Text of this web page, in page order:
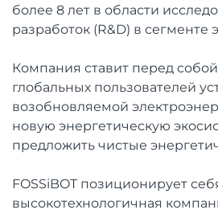
более 8 лет в области
разработок (R&D) в сегменте
Компания ставит перед
глобальных пользователей
возобновляемой
новую энергетическую
предложить чистые
FOSSiBOT позиционирует
высокотехнологичная